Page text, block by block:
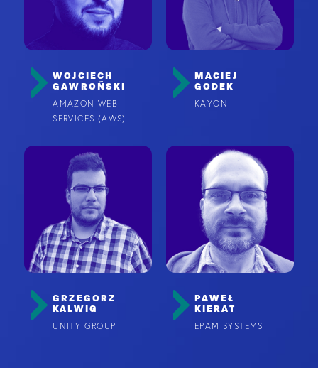
WOJCIECH
GAWROŃSKI
AMAZON WEB
SERVICES (AWS)
MACIEJ
GODEK
KAYON
GRZEGORZ
KALWIG
UNITY GROUP
PAWEŁ
KIERAT
EPAM SYSTEMS